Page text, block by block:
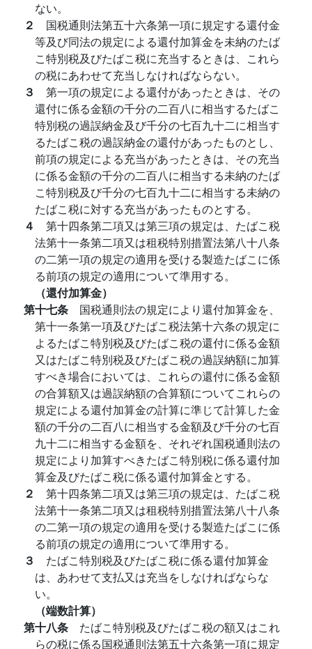
ない。
２ 国税通則法第五十六条第一項に規定する還付金
等及び同法の規定による還付加算金を未納のたば
こ特別税及びたばこ税に充当するときは、これら
の税にあわせて充当しなければならない。
３ 第一項の規定による還付があったときは、その
還付に係る金額の千分の二百八に相当するたばこ
特別税の過誤納金及び千分の七百九十二に相当す
るたばこ税の過誤納金の還付があったものとし、
前項の規定による充当があったときは、その充当
に係る金額の千分の二百八に相当する未納のたば
こ特別税及び千分の七百九十二に相当する未納の
たばこ税に対する充当があったものとする。
４ 第十四条第二項又は第三項の規定は、たばこ税
法第十一条第二項又は租税特別措置法第八十八条
の二第一項の規定の適用を受ける製造たばこに係
る前項の規定の適用について準用する。
（還付加算金）
第十七条 国税通則法の規定により還付加算金を、
第十一条第一項及びたばこ税法第十六条の規定に
よるたばこ特別税及びたばこ税の還付に係る金額
又はたばこ特別税及びたばこ税の過誤納額に加算
すべき場合においては、これらの還付に係る金額
の合算額又は過誤納額の合算額についてこれらの
規定による還付加算金の計算に準じて計算した金
額の千分の二百八に相当する金額及び千分の七百
九十二に相当する金額を、それぞれ国税通則法の
規定により加算すべきたばこ特別税に係る還付加
算金及びたばこ税に係る還付加算金とする。
２ 第十四条第二項又は第三項の規定は、たばこ税
法第十一条第二項又は租税特別措置法第八十八条
の二第一項の規定の適用を受ける製造たばこに係
る前項の規定の適用について準用する。
３ たばこ特別税及びたばこ税に係る還付加算金
は、あわせて支払又は充当をしなければならな
い。
（端数計算）
第十八条 たばこ特別税及びたばこ税の額又はこれ
らの税に係る国税通則法第五十六条第一項に規定